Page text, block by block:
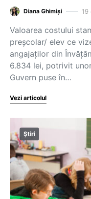
Diana Ghimiși 19
Valoarea costului
preşcolar/ elev ce
angajaților din
6.834 lei, potrivit
Guvern puse în…
Vezi articolul
Știri